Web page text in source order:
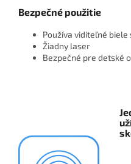
Bezpečné použitie
Používa viditeľné biele
Žiadny laser
Bezpečné pre detské